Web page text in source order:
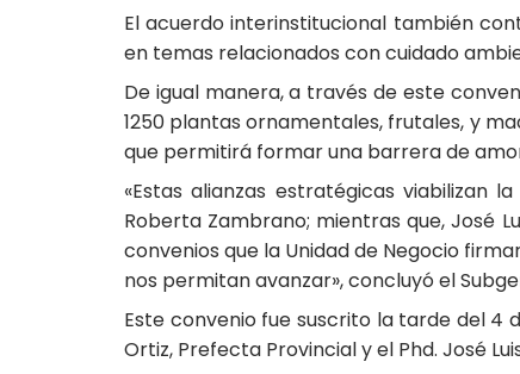
El acuerdo interinstitucional también
en temas relacionados con cuidado
De igual manera, a través de este
1250 plantas ornamentales, frutales, y
que permitirá formar una barrera de
«Estas alianzas estratégicas viabilizan
Roberta Zambrano; mientras que, José
convenios que la Unidad de Negocio
nos permitan avanzar», concluyó el
Este convenio fue suscrito la tarde del 4
Ortiz, Prefecta Provincial y el Phd. José